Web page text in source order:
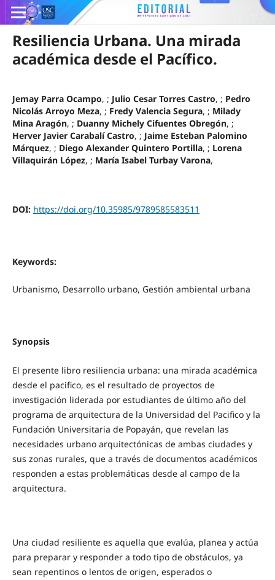
Resiliencia Urbana. Una mirada
académica desde el Pacífico.
Jemay Parra Ocampo, ; Julio Cesar Torres Castro, ; Pedro
Nicolás Arroyo Meza, ; Fredy Valencia Segura, ; Milady
Mina Aragón, ; Duanny Michely Cifuentes Obregón, ;
Herver Javier Carabalí Castro, ; Jaime Esteban Palomino
Márquez, ; Diego Alexander Quintero Portilla, ; Lorena
Villaquirán López, ; María Isabel Turbay Varona,
DOI: https://doi.org/10.35985/9789585583511
Keywords:
Urbanismo, Desarrollo urbano, Gestión ambiental urbana
Synopsis
El presente libro resiliencia urbana: una mirada académica
desde el pacifico, es el resultado de proyectos de
investigación liderada por estudiantes de último año del
programa de arquitectura de la Universidad del Pacifico y la
Fundación Universitaria de Popayán, que revelan las
necesidades urbano arquitectónicas de ambas ciudades y
sus zonas rurales, que a través de documentos académicos
responden a estas problemáticas desde al campo de la
arquitectura.
Una ciudad resiliente es aquella que evalúa, planea y actúa
para preparar y responder a todo tipo de obstáculos, ya
sean repentinos o lentos de origen, esperados o